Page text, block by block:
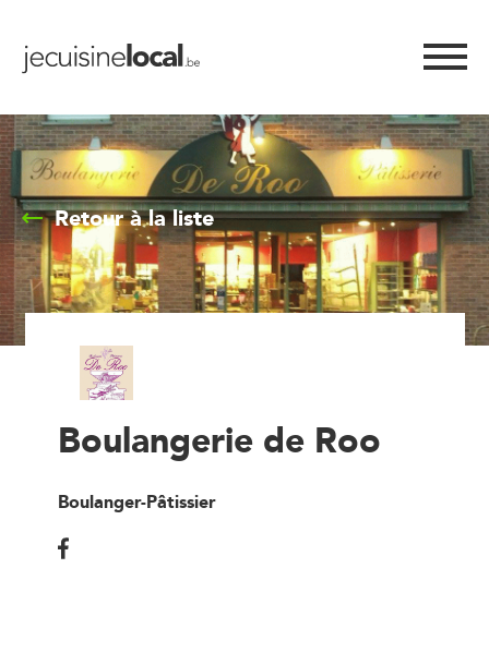
Retour à la liste
Boulangerie de Roo
Boulanger-Pâtissier